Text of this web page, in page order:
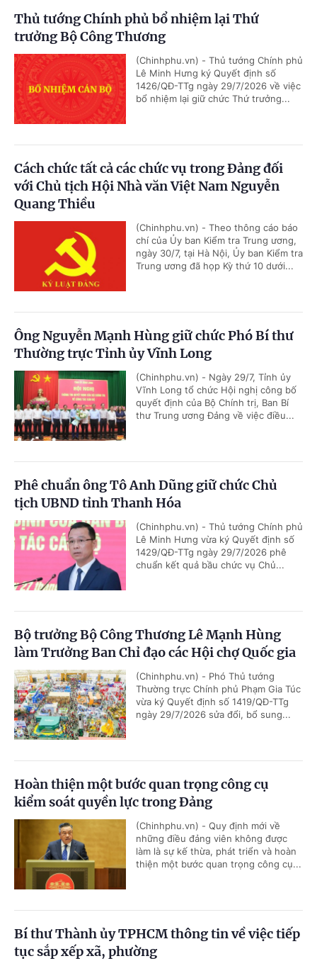
Thủ tướng Chính phủ bổ nhiệm lại Thứ
trưởng Bộ Công Thương
(Chinhphu.vn) - Thủ tướng Chính phủ
Lê Minh Hưng ký Quyết định số
1426/QĐ-TTg ngày 29/7/2026 về việc
bổ nhiệm lại giữ chức Thứ trưởng...
Cách chức tất cả các chức vụ trong Đảng đối
với Chủ tịch Hội Nhà văn Việt Nam Nguyễn
Quang Thiều
(Chinhphu.vn) - Theo thông cáo báo
chí của Ủy ban Kiểm tra Trung ương,
ngày 30/7, tại Hà Nội, Ủy ban Kiểm tra
Trung ương đã họp Kỳ thứ 10 dưới...
Ông Nguyễn Mạnh Hùng giữ chức Phó Bí thư
Thường trực Tỉnh ủy Vĩnh Long
(Chinhphu.vn) - Ngày 29/7, Tỉnh ủy
Vĩnh Long tổ chức Hội nghị công bố
quyết định của Bộ Chính trị, Ban Bí
thư Trung ương Đảng về việc điều...
Phê chuẩn ông Tô Anh Dũng giữ chức Chủ
tịch UBND tỉnh Thanh Hóa
(Chinhphu.vn) - Thủ tướng Chính phủ
Lê Minh Hưng vừa ký Quyết định số
1429/QĐ-TTg ngày 29/7/2026 phê
chuẩn kết quả bầu chức vụ Chủ...
Bộ trưởng Bộ Công Thương Lê Mạnh Hùng
làm Trưởng Ban Chỉ đạo các Hội chợ Quốc gia
(Chinhphu.vn) - Phó Thủ tướng
Thường trực Chính phủ Phạm Gia Túc
vừa ký Quyết định số 1419/QĐ-TTg
ngày 29/7/2026 sửa đổi, bổ sung...
Hoàn thiện một bước quan trọng công cụ
kiểm soát quyền lực trong Đảng
(Chinhphu.vn) - Quy định mới về
những điều đảng viên không được
làm là sự kế thừa, phát triển và hoàn
thiện một bước quan trọng công cụ...
Bí thư Thành ủy TPHCM thông tin về việc tiếp
tục sắp xếp xã, phường